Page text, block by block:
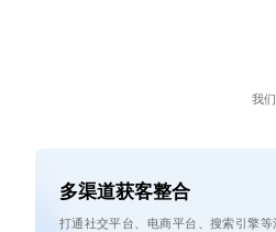
我
多渠道获客整合
打通社交平台、电商平台、搜索引擎